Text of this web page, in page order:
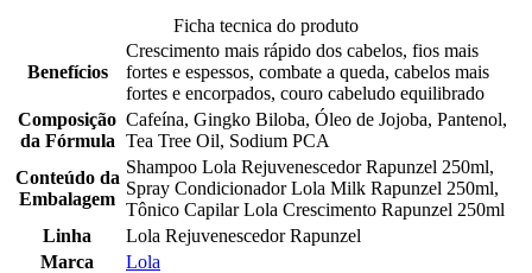
Ficha tecnica do produto
Benefícios
Crescimento mais rápido dos cabelos, fios mais
fortes e espessos, combate a queda, cabelos mais
fortes e encorpados, couro cabeludo equilibrado
Composição
da Fórmula
Cafeína, Gingko Biloba, Óleo de Jojoba, Pantenol,
Tea Tree Oil, Sodium PCA
Conteúdo da
Embalagem
Shampoo Lola Rejuvenescedor Rapunzel 250ml,
Spray Condicionador Lola Milk Rapunzel 250ml,
Tônico Capilar Lola Crescimento Rapunzel 250ml
Linha
Lola Rejuvenescedor Rapunzel
Marca
Lola